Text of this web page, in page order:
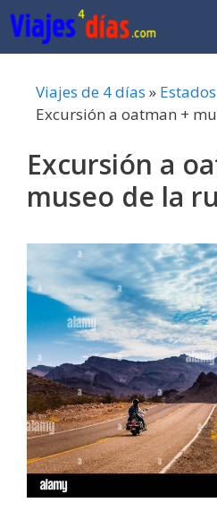
Saltar
al
contenido
Viajes de 4 días »
Excursión a oatman +
Excursión a
museo de la